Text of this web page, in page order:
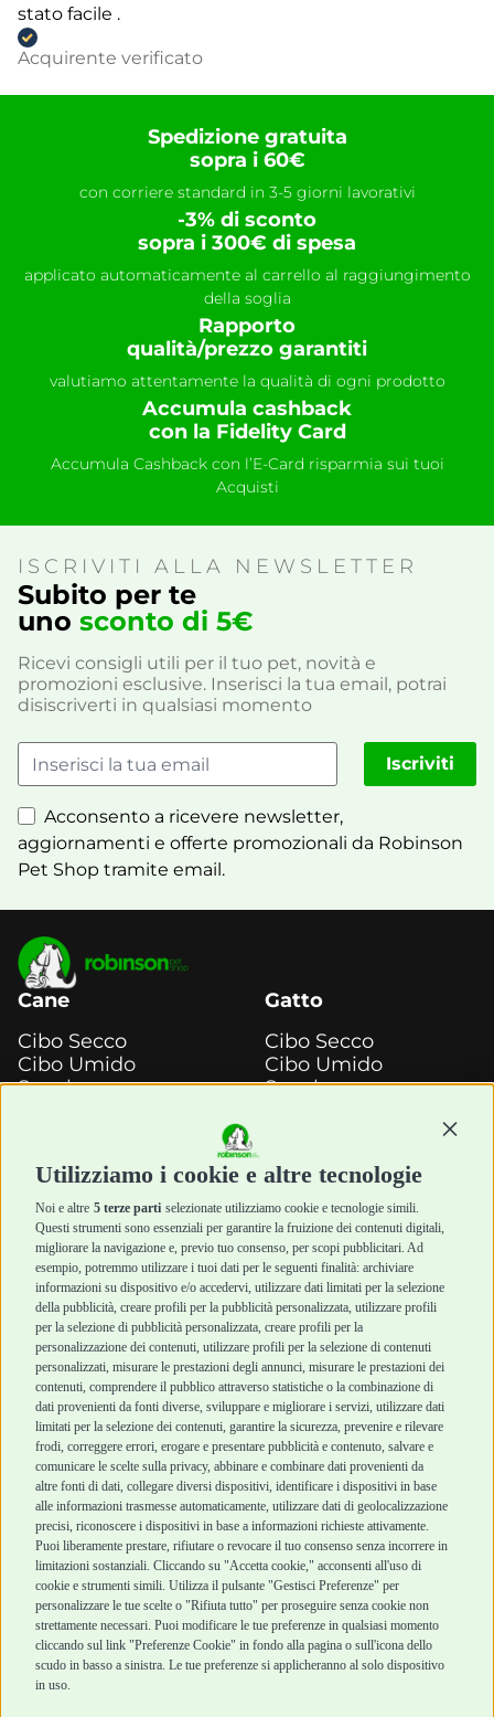
Utilizziamo i cookie e altre tecnologie
Noi e altre 5 terze parti selezionate utilizziamo cookie e tecnologie simili.
Questi strumenti sono essenziali per garantire la fruizione dei contenuti digitali,
migliorare la navigazione e, previo tuo consenso, per scopi pubblicitari. Ad
esempio, potremmo utilizzare i tuoi dati per le seguenti finalità: archiviare
informazioni su dispositivo e/o accedervi, utilizzare dati limitati per la selezione
della pubblicità, creare profili per la pubblicità personalizzata, utilizzare profili
per la selezione di pubblicità personalizzata, creare profili per la
personalizzazione dei contenuti, utilizzare profili per la selezione di contenuti
personalizzati, misurare le prestazioni degli annunci, misurare le prestazioni dei
contenuti, comprendere il pubblico attraverso statistiche o la combinazione di
dati provenienti da fonti diverse, sviluppare e migliorare i servizi, utilizzare dati
limitati per la selezione dei contenuti, garantire la sicurezza, prevenire e rilevare
frodi, correggere errori, erogare e presentare pubblicità e contenuto, salvare e
comunicare le scelte sulla privacy, abbinare e combinare dati provenienti da
altre fonti di dati, collegare diversi dispositivi, identificare i dispositivi in base
alle informazioni trasmesse automaticamente, utilizzare dati di geolocalizzazione
precisi, riconoscere i dispositivi in base a informazioni richieste attivamente.
Puoi liberamente prestare, rifiutare o revocare il tuo consenso senza incorrere in
limitazioni sostanziali. Cliccando su "Accetta cookie," acconsenti all'uso di
cookie e strumenti simili. Utilizza il pulsante "Gestisci Preferenze" per
personalizzare le tue scelte o "Rifiuta tutto" per proseguire senza cookie non
strettamente necessari. Puoi modificare le tue preferenze in qualsiasi momento
cliccando sul link "Preferenze Cookie" in fondo alla pagina o sull'icona dello
scudo in basso a sinistra. Le tue preferenze si applicheranno al solo dispositivo
in uso.
stato facile .
Acquirente verificato
Spedizione gratuita
sopra i 60€
con corriere standard in 3-5 giorni lavorativi
-3% di sconto
sopra i 300€ di spesa
applicato automaticamente al carrello al raggiungimento
della soglia
Rapporto
qualità/prezzo garantiti
valutiamo attentamente la qualità di ogni prodotto
Accumula cashback
con la Fidelity Card
Accumula Cashback con l’E-Card risparmia sui tuoi
Acquisti
ISCRIVITI ALLA NEWSLETTER
Subito per te
uno sconto di 5€
Ricevi consigli utili per il tuo pet, novità e
promozioni esclusive. Inserisci la tua email, potrai
disiscriverti in qualsiasi momento
Acconsento a ricevere newsletter,
aggiornamenti e offerte promozionali da Robinson
Pet Shop tramite email.
Iscriviti
Cane
Cibo Secco
Cibo Umido
Snack e
Igiene e Pulizia
Accessori
Cani Mini
Top Quality
Gatto
Cibo Secco
Cibo Umido
Snack e
Igiene e Pulizia
Accessori
Top Quality
Robinson Pet Shop
Chi siamo
Punti vendita
Marchi
Blog
Assistenza Robinson
Pet Shop
Offerte
Promozioni
Recensioni Feedaty
Acquisti sicuri
Termini e condizioni
di vendita
Cashback
Metodi di
pagamento
Recesso e Reso
Spedizioni
Robinson Pet Shop S.r.l.
Via V. Giovanni Schiaparelli, 21 – 47122 Forlì (FC)
P.iva 04095130409 | REA: FO 329541
info@robinsonpetshop.it | Tel. 0543 096850